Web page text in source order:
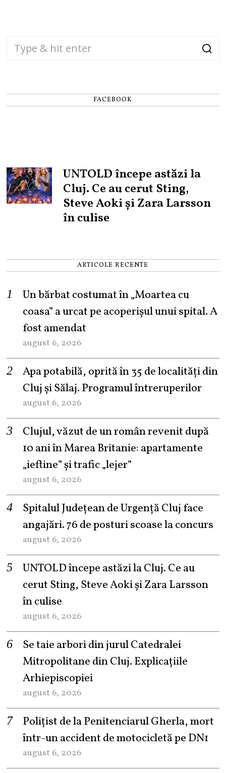
FACEBOOK
UNTOLD începe astăzi la
Cluj. Ce au cerut Sting,
Steve Aoki și Zara Larsson
în culise
ARTICOLE RECENTE
Un bărbat costumat în „Moartea cu
coasa” a urcat pe acoperișul unui spital. A
fost amendat
august 6, 2026
Apa potabilă, oprită în 35 de localități din
Cluj și Sălaj. Programul întreruperilor
august 6, 2026
Clujul, văzut de un român revenit după
10 ani în Marea Britanie: apartamente
„ieftine” și trafic „lejer”
august 6, 2026
Spitalul Județean de Urgență Cluj face
angajări. 76 de posturi scoase la concurs
august 6, 2026
UNTOLD începe astăzi la Cluj. Ce au
cerut Sting, Steve Aoki și Zara Larsson
în culise
august 6, 2026
Se taie arbori din jurul Catedralei
Mitropolitane din Cluj. Explicațiile
Arhiepiscopiei
august 6, 2026
Polițist de la Penitenciarul Gherla, mort
într-un accident de motocicletă pe DN1
august 6, 2026